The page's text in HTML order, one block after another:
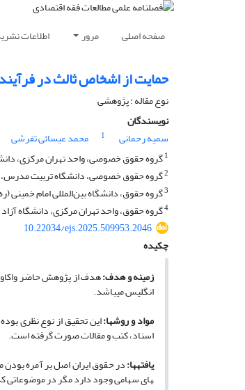
صفحه اصلی مرور اطلاعات
حمایت از اشخاص ثالث در
نوع مقاله : پژوهشی
نویسندگان
سمیه رحمانی
1 محمد عیسائی تفرشی
1گروه حقوق خصوصی، واحد تهران مرکزی،
2گروه حقوق خصوصی، دانشگاه تربیت مدرس،
3گروه حقوق، دانشگاه بین‌المللی امام خمینی
4گروه حقوق، واحد تهران مرکزی، دانشگاه آزاد
10.22034/ejs.2025.509953.2046
چکیده
زمینه و هدف:هدف از پژوهش حاضر
انگلیس می­باشد.
مواد و روش­ها:این تحقیق از نوع نظری
اسناد، کتب و مقالات صورت گرفته است.
یافته­ها:در حقوق ایران اصل بر آمره بودن
های سهامی وجود دارد مگر در موضوعاتی